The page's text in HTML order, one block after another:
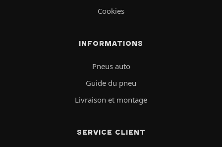
Cookies
INFORMATIONS
Pneus auto
Guide du pneu
Livraison et montage
SERVICE CLIENT